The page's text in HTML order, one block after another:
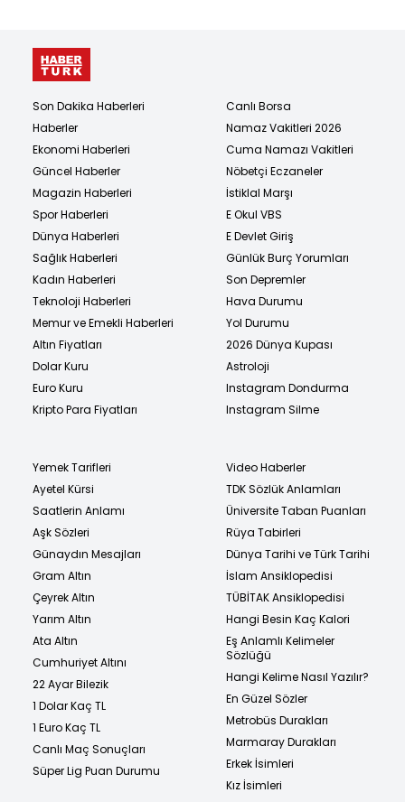
Son Dakika Haberleri
Haberler
Ekonomi Haberleri
Güncel Haberler
Magazin Haberleri
Spor Haberleri
Dünya Haberleri
Sağlık Haberleri
Kadın Haberleri
Teknoloji Haberleri
Memur ve Emekli Haberleri
Altın Fiyatları
Dolar Kuru
Euro Kuru
Kripto Para Fiyatları
Canlı Borsa
Namaz Vakitleri 2026
Cuma Namazı Vakitleri
Nöbetçi Eczaneler
İstiklal Marşı
E Okul VBS
E Devlet Giriş
Günlük Burç Yorumları
Son Depremler
Hava Durumu
Yol Durumu
2026 Dünya Kupası
Astroloji
Instagram Dondurma
Instagram Silme
Yemek Tarifleri
Ayetel Kürsi
Saatlerin Anlamı
Aşk Sözleri
Günaydın Mesajları
Gram Altın
Çeyrek Altın
Yarım Altın
Ata Altın
Cumhuriyet Altını
22 Ayar Bilezik
1 Dolar Kaç TL
1 Euro Kaç TL
Canlı Maç Sonuçları
Süper Lig Puan Durumu
Video Haberler
TDK Sözlük Anlamları
Üniversite Taban Puanları
Rüya Tabirleri
Dünya Tarihi ve Türk Tarihi
İslam Ansiklopedisi
TÜBİTAK Ansiklopedisi
Hangi Besin Kaç Kalori
Eş Anlamlı Kelimeler
Sözlüğü
Hangi Kelime Nasıl Yazılır?
En Güzel Sözler
Metrobüs Durakları
Marmaray Durakları
Erkek İsimleri
Kız İsimleri